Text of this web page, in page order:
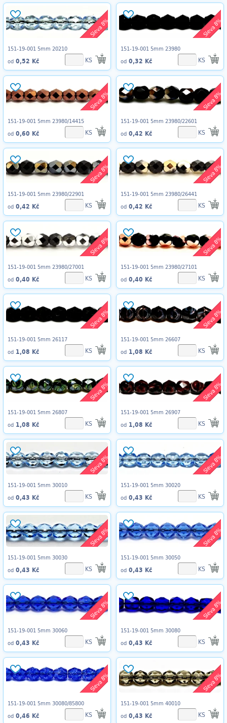
Sleva 8%
151-19-001 5mm 20210
od 0,52 Kč KS
Sleva 8%
151-19-001 5mm 23980
od 0,32 Kč KS
Sleva 8%
151-19-001 5mm 23980/14415
od 0,60 Kč KS
Sleva 8%
151-19-001 5mm 23980/22601
od 0,42 Kč KS
Sleva 8%
151-19-001 5mm 23980/22901
od 0,42 Kč KS
Sleva 8%
151-19-001 5mm 23980/26441
od 0,42 Kč KS
Sleva 8%
151-19-001 5mm 23980/27001
od 0,40 Kč KS
Sleva 8%
151-19-001 5mm 23980/27101
od 0,40 Kč KS
Sleva 8%
151-19-001 5mm 26117
od 1,08 Kč KS
Sleva 8%
151-19-001 5mm 26607
od 1,08 Kč KS
Sleva 8%
151-19-001 5mm 26807
od 1,08 Kč KS
Sleva 8%
151-19-001 5mm 26907
od 1,08 Kč KS
Sleva 8%
151-19-001 5mm 30010
od 0,43 Kč KS
Sleva 8%
151-19-001 5mm 30020
od 0,43 Kč KS
Sleva 8%
151-19-001 5mm 30030
od 0,43 Kč KS
Sleva 8%
151-19-001 5mm 30050
od 0,43 Kč KS
Sleva 8%
151-19-001 5mm 30060
od 0,43 Kč KS
Sleva 8%
151-19-001 5mm 30080
od 0,43 Kč KS
Sleva 8%
151-19-001 5mm 30080/85800
od 0,46 Kč KS
Sleva 8%
151-19-001 5mm 40010
od 0,43 Kč KS